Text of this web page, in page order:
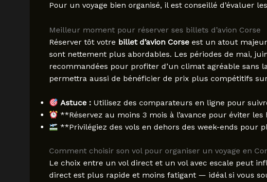
Pour un voyage bien organisé, il est conseillé d’évaluer
Meilleur moment pour réserver ses billets d’avion Corse
Réserver tôt votre billet d’avion Corseest un atout majeur,
sont nettement plus abordables. Les périodes de mai,
recommandées pour profiter d’un climat agréable sans
permettra aussi de bénéficier de prix plus compétitifs
Astuce :Utilisez des comparateurs en ligne pour
**Réservez au moins 3 mois à l’avance pour éviter les
**Privilégiez des vols en dehors des week-ends pour
Comment choisir son vol pour organiser un voyage en
Le choix entre un vol direct et un vol avec escale peut
direct est plus rapide et moins fatigant — idéal si vous